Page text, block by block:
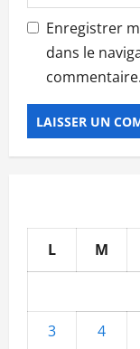
Enregistrer
dans le
commentaire.
L M
3
4